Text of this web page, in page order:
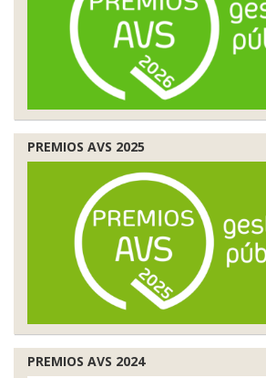
PREMIOS AVS 2025
PREMIOS AVS 2024